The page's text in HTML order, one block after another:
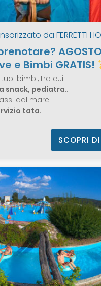
da FERRETTI
AGOSTO
e Bimbi GRATIS!
bimbi, tra cui
snack, pediatra…
dal mare!
tata.
SCOPRI